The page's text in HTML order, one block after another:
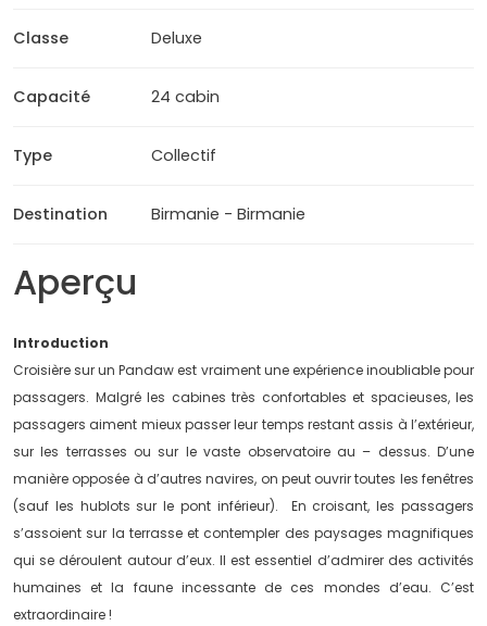
Classe Deluxe
Capacité 24 cabin
Type Collectif
Destination Birmanie - Birmanie
Aperçu
Introduction
Croisière sur un Pandaw est vraiment une expérience inoubliable pour
passagers. Malgré les cabines très confortables et spacieuses, les
passagers aiment mieux passer leur temps restant assis à l’extérieur,
sur les terrasses ou sur le vaste observatoire au – dessus. D’une
manière opposée à d’autres navires, on peut ouvrir toutes les fenêtres
(sauf les hublots sur le pont inférieur). En croisant, les passagers
s’assoient sur la terrasse et contempler des paysages magnifiques
qui se déroulent autour d’eux. Il est essentiel d’admirer des activités
humaines et la faune incessante de ces mondes d’eau. C’est
extraordinaire !